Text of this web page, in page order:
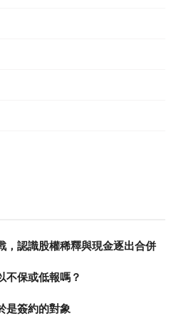
，認識股權稀釋與現金逐出合併
不保或低報嗎？
是簽約的對象